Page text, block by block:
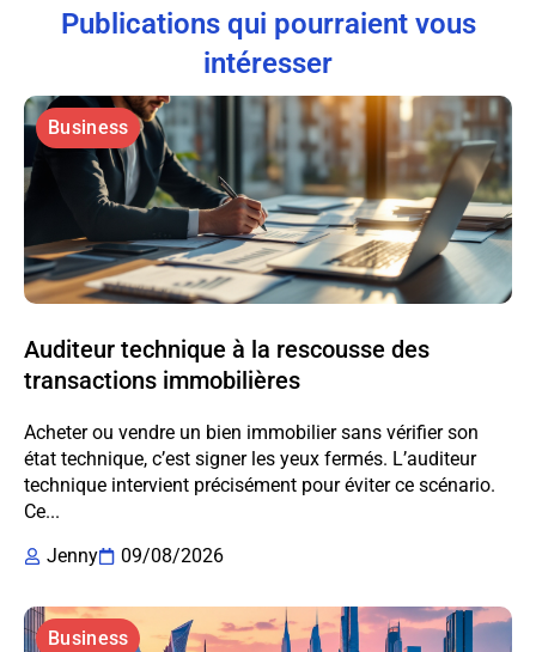
Publications qui pourraient vous
intéresser
Business
Auditeur technique à la rescousse des
transactions immobilières
Acheter ou vendre un bien immobilier sans vérifier son
état technique, c’est signer les yeux fermés. L’auditeur
technique intervient précisément pour éviter ce scénario.
Ce...
Jenny
09/08/2026
Business